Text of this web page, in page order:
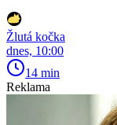
Žlutá kočka
dnes, 10:00
14 min
Reklama